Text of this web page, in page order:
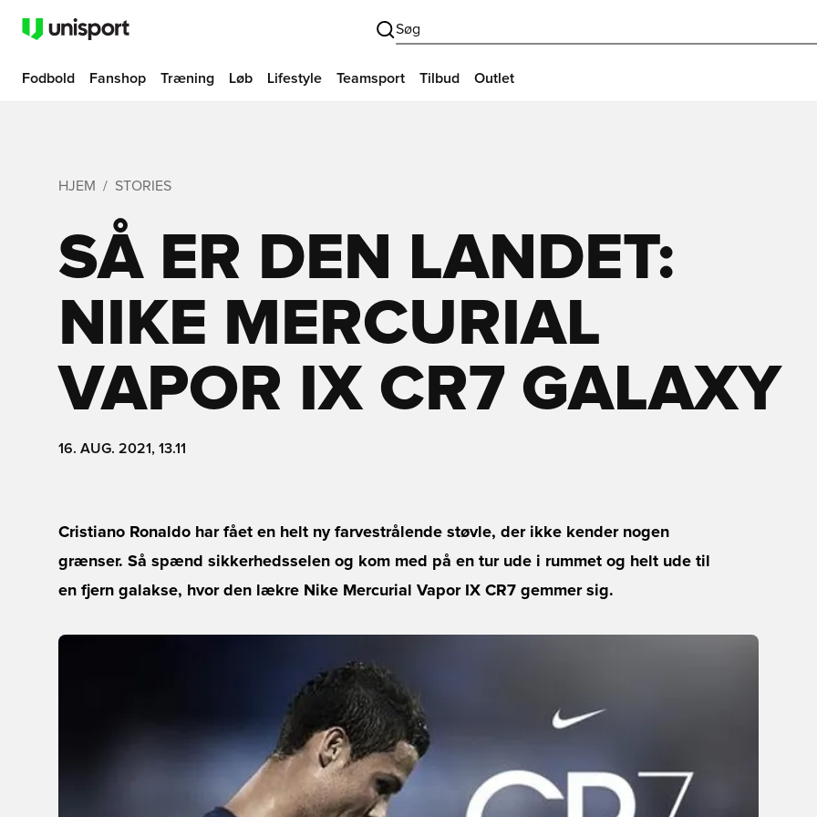
Søg
Fodbold Fanshop Træning Løb Lifestyle Teamsport Tilbud Outlet
HJEM STORIES
SÅ ER DEN LANDET:
NIKE MERCURIAL
VAPOR IX CR7 GALAXY
16. AUG. 2021, 13.11
Cristiano Ronaldo har fået en helt ny farvestrålende støvle, der ikke kender nogen
grænser. Så spænd sikkerhedsselen og kom med på en tur ude i rummet og helt ude til
en fjern galakse, hvor den lækre Nike Mercurial Vapor IX CR7 gemmer sig.